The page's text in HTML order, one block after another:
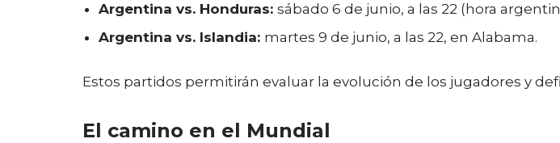
Argentina vs. Honduras: sábado 6 de junio, a las 22 (hora
Argentina vs. Islandia: martes 9 de junio, a las 22, en Alabama.
Estos partidos permitirán evaluar la evolución de los jugadores y
El camino en el Mundial